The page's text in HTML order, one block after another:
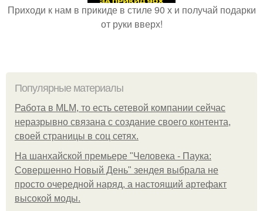
Приходи к нам в прикиде в стиле 90 х и получай подарки
от руки вверх!
Популярные материалы
Работа в MLM, то есть сетевой компании сейчас
неразрывно связана с создание своего контента,
своей страницы в соц сетях.
На шанхайской премьере "Человека - Паука:
Совершенно Новый День" зендея выбрала не
просто очередной наряд, а настоящий артефакт
высокой моды.